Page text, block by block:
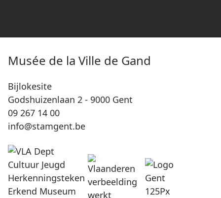
Musée de la Ville de Gand
Bijlokesite
Godshuizenlaan 2 - 9000 Gent
09 267 14 00
info@stamgent.be